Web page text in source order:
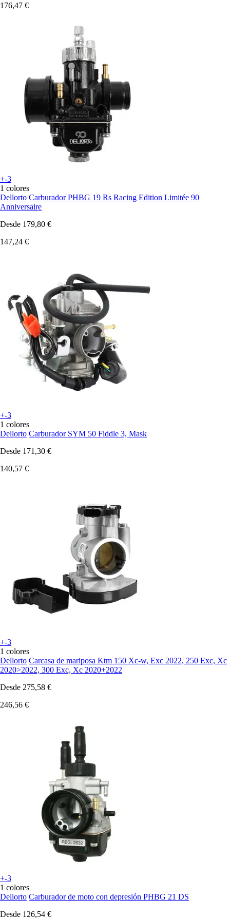
176,47 €
+-3
1 colores
Dellorto Carburador PHBG 19 Rs Racing Edition Limitée 90
Anniversaire
Desde 179,80 €
147,24 €
+-3
1 colores
Dellorto Carburador SYM 50 Fiddle 3, Mask
Desde 171,30 €
140,57 €
+-3
1 colores
Dellorto Carcasa de mariposa Ktm 150 Xc-w, Exc 2022, 250 Exc, Xc
2020>2022, 300 Exc, Xc 2020+2022
Desde 275,58 €
246,56 €
+-3
1 colores
Dellorto Carburador de moto con depresión PHBG 21 DS
Desde 126,54 €